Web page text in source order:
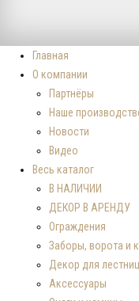
Главная
О компании
Партнёры
Наше
Новости
Видео
Весь каталог
В НАЛИЧИИ
ДЕКОР В АРЕНДУ
Ограждения
Заборы, ворота и
Декор для лестниц
Аксессуары